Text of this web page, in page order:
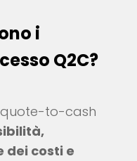
i
Q2C?
quote-to-cash
dei costi e